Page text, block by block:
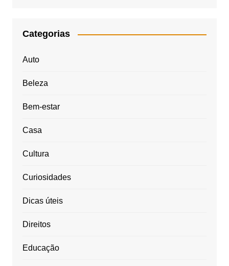
Categorias
Auto
Beleza
Bem-estar
Casa
Cultura
Curiosidades
Dicas úteis
Direitos
Educação